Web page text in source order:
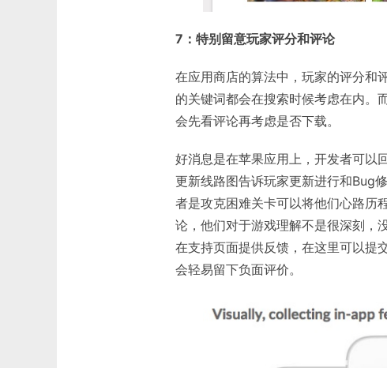
7：特别留意玩家评分和评论
在应用商店的算法中，玩家的评分和
的关键词都会在搜索时候考虑在内。
会先看评论再考虑是否下载。
好消息是在苹果应用上，开发者可以
更新线路图告诉玩家更新进行和Bug
者是攻克困难关卡可以将他们心路历
论，他们对于游戏理解不是很深刻，
在支持页面提供反馈，在这里可以提
会轻易留下负面评价。